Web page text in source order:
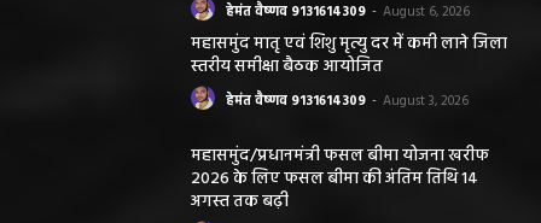
हेमंत वैष्णव 9131614309 - August 6, 2026
महासमुंद मातृ एवं शिशु मृत्यु दर में कमी लाने जिला
स्तरीय समीक्षा बैठक आयोजित
हेमंत वैष्णव 9131614309 - August 3, 2026
महासमुंद/प्रधानमंत्री फसल बीमा योजना खरीफ
2026 के लिए फसल बीमा की अंतिम तिथि 14
अगस्त तक बढ़ी